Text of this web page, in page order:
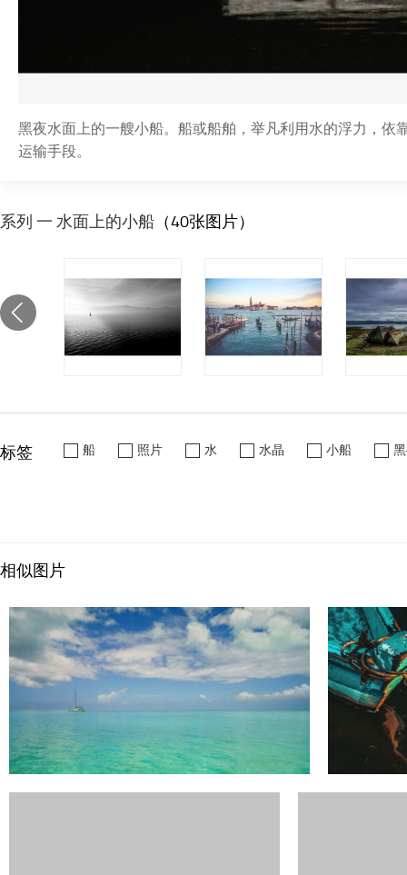
黑夜水面上的一艘小船。船或船舶，举凡利用水的浮力，
运输手段。
系列 一 水面上的小船 （40张图片）
标签 船 照片 水 水晶 小船
相似图片